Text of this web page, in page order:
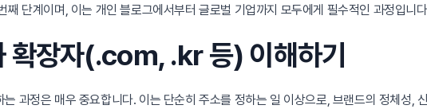
단계이며, 이는 개인 블로그에서부터 글로벌 기업까지 모두에게 필수적인 과정입니
확장자(.com, .kr 등) 이해하기
과정은 매우 중요합니다. 이는 단순히 주소를 정하는 일 이상으로, 브랜드의 정체성,